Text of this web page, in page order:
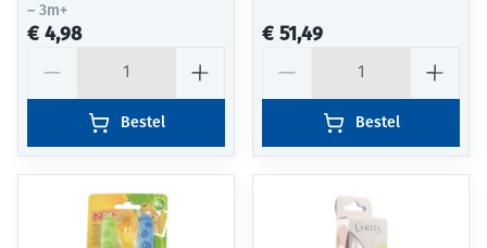
– 3m+
€ 4,98
Bestel
€ 51,49
Bestel